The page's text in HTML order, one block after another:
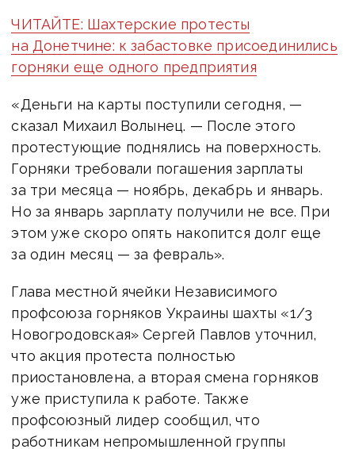
ЧИТАЙТЕ: Шахтерские протесты
на Донетчине: к забастовке присоединились
горняки еще одного предприятия
«Деньги на карты поступили сегодня, —
сказал Михаил Волынец. — После этого
протестующие поднялись на поверхность.
Горняки требовали погашения зарплаты
за три месяца — ноябрь, декабрь и январь.
Но за январь зарплату получили не все. При
этом уже скоро опять накопится долг еще
за один месяц — за февраль».
Глава местной ячейки Независимого
профсоюза горняков Украины шахты «1/3
Новогродовская» Сергей Павлов уточнил,
что акция протеста полностью
приостановлена, а вторая смена горняков
уже приступила к работе. Также
профсоюзный лидер сообщил, что
работникам непромышленной группы